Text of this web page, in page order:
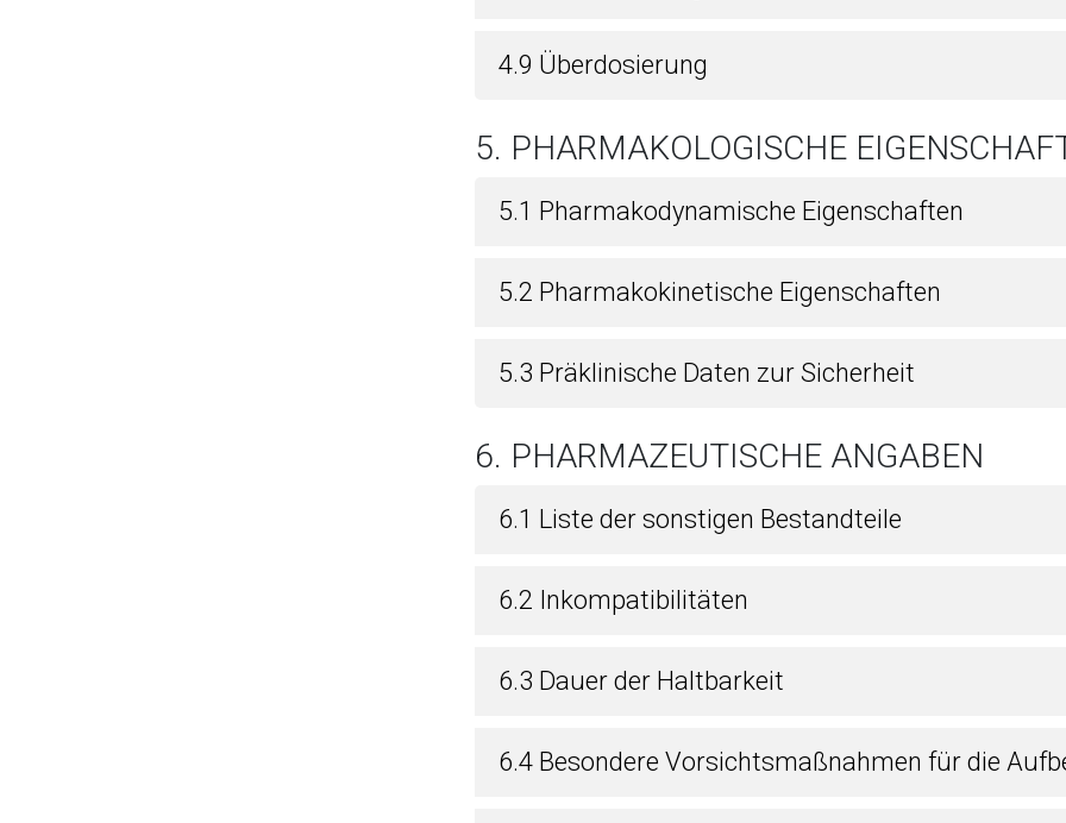
4.9 Überdosierung
5. PHARMAKOLOGISCHE
5.1 Pharmakodynamische Eigenschaften
5.2 Pharmakokinetische Eigenschaften
5.3 Präklinische Daten zur Sicherheit
6. PHARMAZEUTISCHE ANGABEN
6.1 Liste der sonstigen Bestandteile
6.2 Inkompatibilitäten
6.3 Dauer der Haltbarkeit
6.4 Besondere Vorsichtsmaßnahmen für die